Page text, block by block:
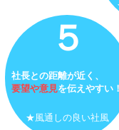
​５
社長との距離が近く、
​要望や意見を伝えやすい！
​★風通しの良い社風